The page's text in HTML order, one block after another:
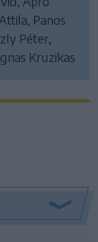
Panos
Péter,
Kruzikas